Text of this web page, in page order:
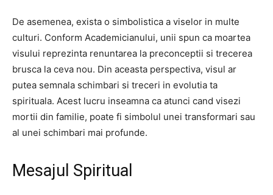
De asemenea, exista o simbolistica a viselor in multe
culturi. Conform Academicianului, unii spun ca moartea
visului reprezinta renuntarea la preconceptii si trecerea
brusca la ceva nou. Din aceasta perspectiva, visul ar
putea semnala schimbari si treceri in evolutia ta
spirituala. Acest lucru inseamna ca atunci cand visezi
mortii din familie, poate fi simbolul unei transformari sau
al unei schimbari mai profunde.
Mesajul Spiritual